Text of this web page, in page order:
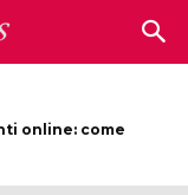
online: come